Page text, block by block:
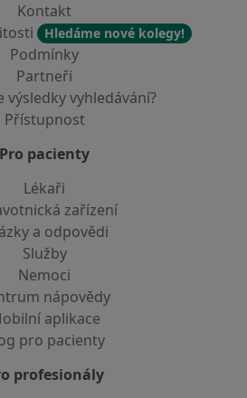
Kontakt
Hledáme nové kolegy!
Podmínky
Partneři
výsledky vyhledávání?
Přístupnost
Pro pacienty
Lékaři
zařízení
a odpovědi
Služby
Nemoci
nápovědy
aplikace
pro pacienty
profesionály